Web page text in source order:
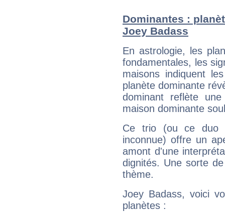
Dominantes :
Joey Badass
En astrologie, les
fondamentales, les
maisons indiquent
planète dominante
dominant reflète
maison dominante
Ce trio (ou ce duo
inconnue) offre un
amont d'une
dignités. Une sorte
thème.
Joey Badass, voici
planètes :